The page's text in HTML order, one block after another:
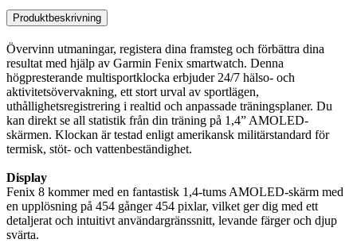
Produktbeskrivning
Övervinn utmaningar, registera dina framsteg och förbättra dina
resultat med hjälp av Garmin Fenix ​​​​smartwatch. Denna
högpresterande multisportklocka erbjuder 24/7 hälso- och
aktivitetsövervakning, ett stort urval av sportlägen,
uthållighetsregistrering i realtid och anpassade träningsplaner. Du
kan direkt se all statistik från din träning på 1,4” AMOLED-
skärmen. Klockan är testad enligt amerikansk militärstandard för
termisk, stöt- och vattenbeständighet.
Display
Fenix ​​​​8 kommer med en fantastisk 1,4-tums AMOLED-skärm med
en upplösning på 454 gånger 454 pixlar, vilket ger dig med ett
detaljerat och intuitivt användargränssnitt, levande färger och djup
svärta.